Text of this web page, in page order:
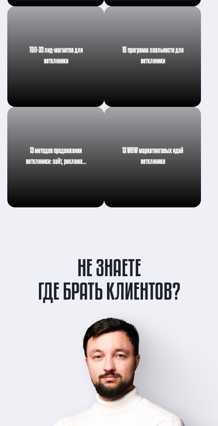
ТОП-33 лид-магнитов для
ветклиники
15 программ лояльности для
ветклиники
13 методов продвижения
ветклиники: сайт, реклама…
13 WOW маркетинговых идей
ветклиники
ГДЕ БРАТЬ КЛИЕНТОВ?
НЕ ЗНАЕТЕ